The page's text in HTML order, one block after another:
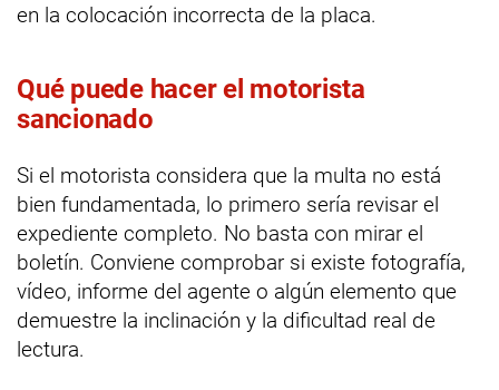
en la colocación incorrecta de la placa.
Qué puede hacer el motorista
sancionado
Si el motorista considera que la multa no está
bien fundamentada, lo primero sería revisar el
expediente completo. No basta con mirar el
boletín. Conviene comprobar si existe fotografía,
vídeo, informe del agente o algún elemento que
demuestre la inclinación y la dificultad real de
lectura.